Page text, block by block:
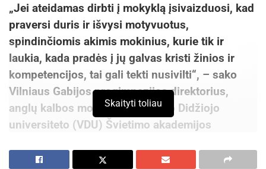
„Jei ateidamas dirbti į mokyklą įsivaizduosi, kad
praversi duris ir išvysi motyvuotus,
spindinčiomis akimis mokinius, kurie tik ir
laukia, kada pradės į jų galvas kristi žinios ir
kompetencijos, tai gali tekti nusivilti“, – sako
Vilniaus Gabijos progimnazijos direktorius,
anglų kalbos mokytojas, Vytauto Didžiojo
universiteto (VDU) Švietimo akademijos
Skaityti toliau